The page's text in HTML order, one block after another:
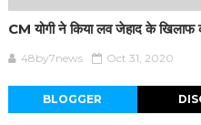
CM योगी ने किया लव जेहाद के खिलाफ
48by7news Oct 31, 2020
BLOGGER